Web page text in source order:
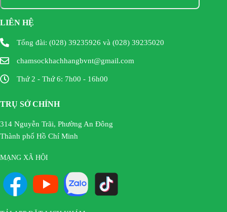
LIÊN HỆ
Tổng đài: (028) 39235926 và (028) 39235020
chamsockhachhangbvnt@gmail.com
Thứ 2 - Thứ 6: 7h00 - 16h00
TRỤ SỞ CHÍNH
314 Nguyễn Trãi, Phường An Đông
Thành phố Hồ Chí Minh
MẠNG XÃ HỘI